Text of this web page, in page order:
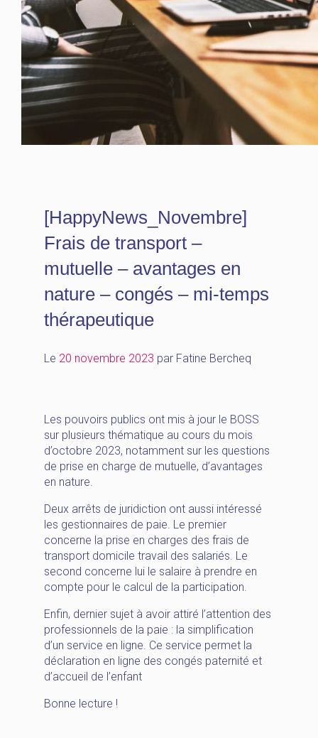
[HappyNews_Novembre]
Frais de transport –
mutuelle – avantages en
nature – congés – mi-temps
thérapeutique
Le 20 novembre 2023 par Fatine Bercheq
Les pouvoirs publics ont mis à jour le BOSS
sur plusieurs thématique au cours du mois
d’octobre 2023, notamment sur les questions
de prise en charge de mutuelle, d’avantages
en nature.
Deux arrêts de juridiction ont aussi intéressé
les gestionnaires de paie. Le premier
concerne la prise en charges des frais de
transport domicile travail des salariés. Le
second concerne lui le salaire à prendre en
compte pour le calcul de la participation.
Enfin, dernier sujet à avoir attiré l’attention des
professionnels de la paie : la simplification
d’un service en ligne. Ce service permet la
déclaration en ligne des congés paternité et
d’accueil de l’enfant
Bonne lecture !